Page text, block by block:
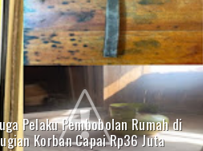
Pelaku Pembobolan Rumah di
Korban Capai Rp36 Juta